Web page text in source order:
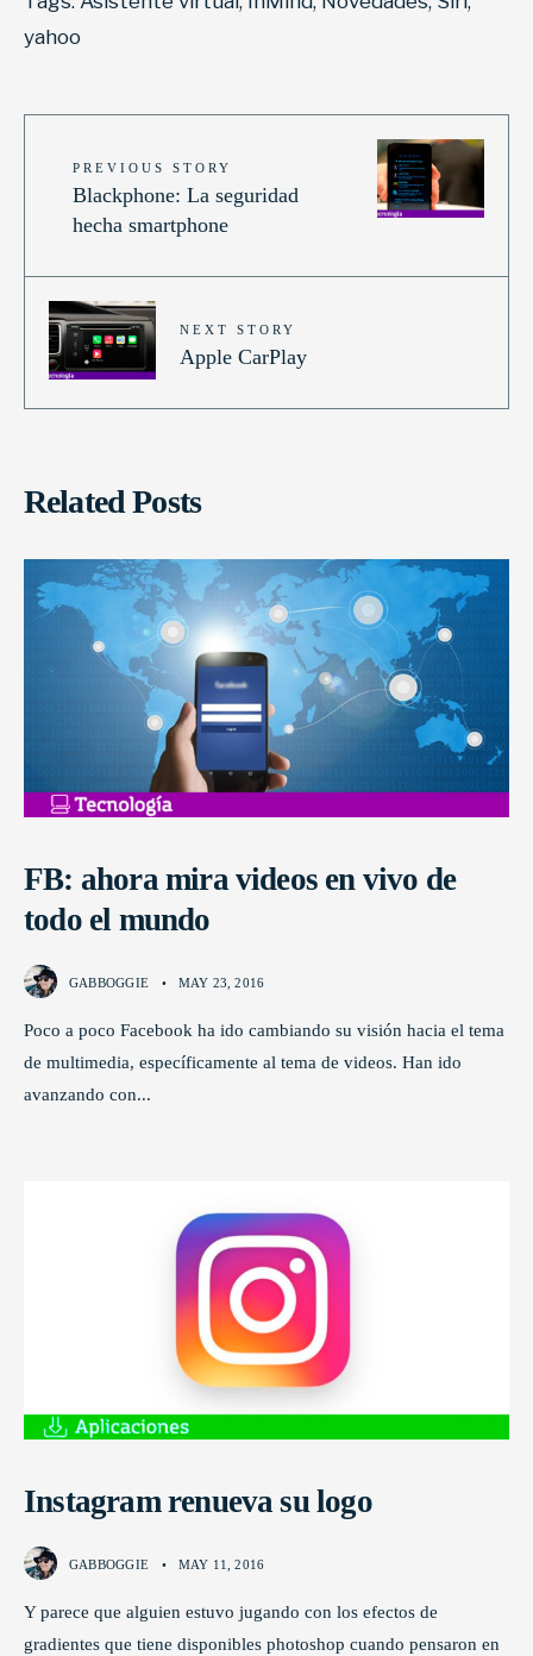
yahoo
PREVIOUS STORY
Blackphone: La seguridad
hecha smartphone
NEXT STORY
Apple CarPlay
Related Posts
FB: ahora mira videos en vivo de
todo el mundo
GABBOGGIE • MAY 23, 2016
Poco a poco Facebook ha ido cambiando su visión hacia el tema
de multimedia, específicamente al tema de videos. Han ido
avanzando con...
Instagram renueva su logo
GABBOGGIE • MAY 11, 2016
Y parece que alguien estuvo jugando con los efectos de
gradientes que tiene disponibles photoshop cuando pensaron en